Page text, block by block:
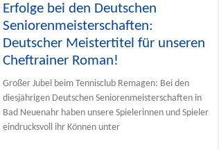
Erfolge bei den Deutschen
Seniorenmeisterschaften:
Deutscher Meistertitel für unseren
Cheftrainer Roman!
Großer Jubel beim Tennisclub Remagen: Bei den
diesjährigen Deutschen Seniorenmeisterschaften in
Bad Neuenahr haben unsere Spielerinnen und Spieler
eindrucksvoll ihr Können unter